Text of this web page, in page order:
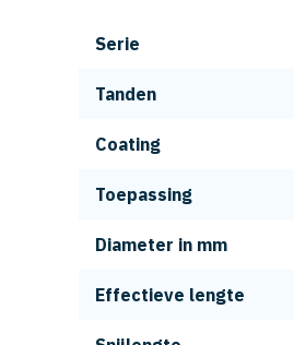
Serie
Tanden
Coating
Toepassing
Diameter in mm
Effectieve lengte